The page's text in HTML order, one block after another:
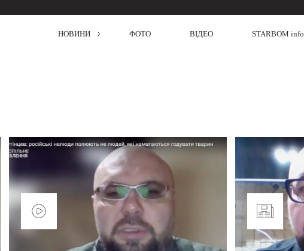
НОВИНИ ФОТО ВІДЕО STARBOM info